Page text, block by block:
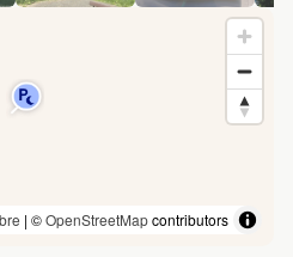
| ©OpenStreetMapcontributors